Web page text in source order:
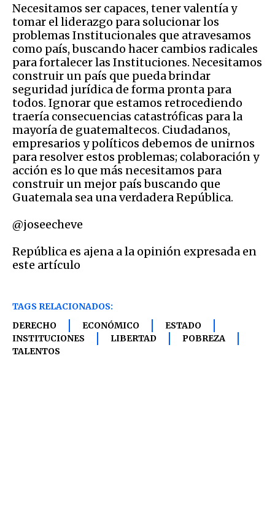
Necesitamos ser capaces, tener valentía y
tomar el liderazgo para solucionar los
problemas Institucionales que atravesamos
como país, buscando hacer cambios radicales
para fortalecer las Instituciones. Necesitamos
construir un país que pueda brindar
seguridad jurídica de forma pronta para
todos. Ignorar que estamos retrocediendo
traería consecuencias catastróficas para la
mayoría de guatemaltecos. Ciudadanos,
empresarios y políticos debemos de unirnos
para resolver estos problemas; colaboración y
acción es lo que más necesitamos para
construir un mejor país buscando que
Guatemala sea una verdadera República.
@joseecheve
República es ajena a la opinión expresada en
este artículo
TAGS RELACIONADOS:
DERECHO
ECONÓMICO
ESTADO
INSTITUCIONES
LIBERTAD
POBREZA
TALENTOS